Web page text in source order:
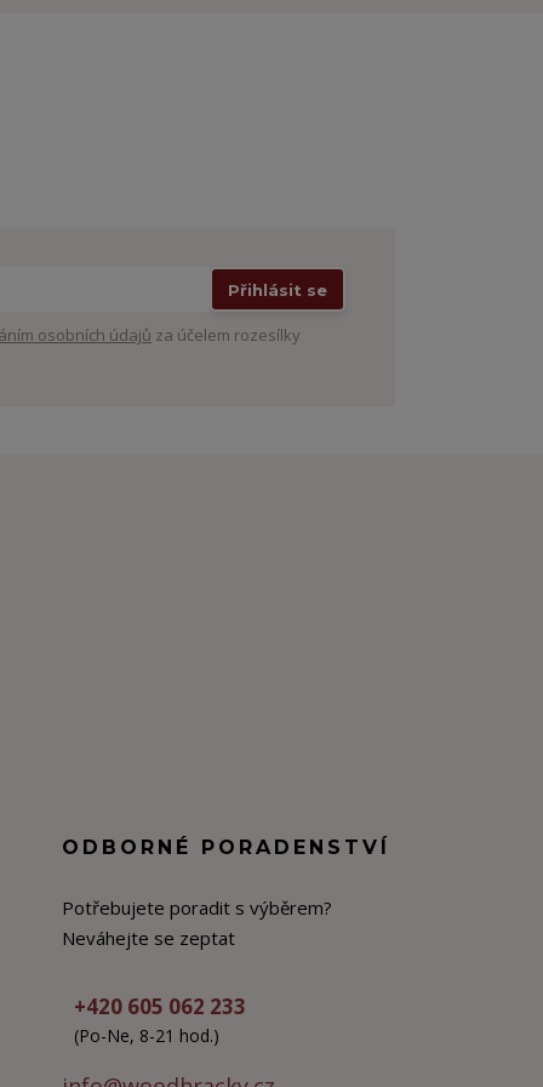
Přihlásit se
osobních údajů za účelem rozesílky
ODBORNÉ PORADENSTVÍ
Potřebujete poradit s výběrem?
Neváhejte se zeptat
+420 605 062 233
(Po-Ne, 8-21 hod.)